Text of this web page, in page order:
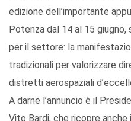
edizione dell’importante
Potenza dal 14 al 15 giugno,
per il settore: la
tradizionali per valorizzare
distretti aerospaziali
A darne l’annuncio è il
Vito Bardi, che ricopre